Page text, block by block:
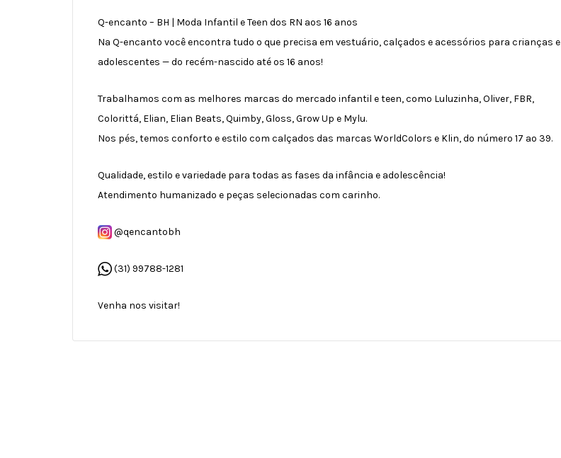
Q-encanto – BH | Moda Infantil e Teen dos RN aos 16 anos
Na Q-encanto você encontra tudo o que precisa em vestuário, calçados e acessórios para crianças e
adolescentes — do recém-nascido até os 16 anos!
Trabalhamos com as melhores marcas do mercado infantil e teen, como Luluzinha, Oliver, FBR,
Colorittá, Elian, Elian Beats, Quimby, Gloss, Grow Up e Mylu.
Nos pés, temos conforto e estilo com calçados das marcas WorldColors e Klin, do número 17 ao 39.
Qualidade, estilo e variedade para todas as fases da infância e adolescência!
Atendimento humanizado e peças selecionadas com carinho.
@qencantobh
(31) 99788-1281
Venha nos visitar!